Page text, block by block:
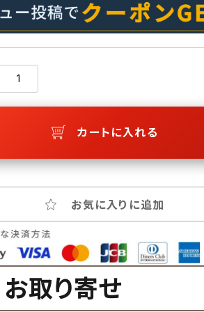
カートに入れる
お気に入りに追加
お取り寄せ